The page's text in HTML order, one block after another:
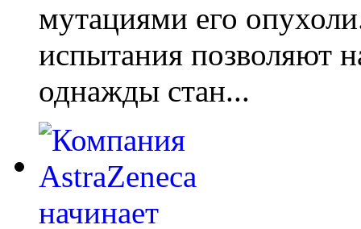
мутациями его
испытания позволяют
однажды стан...